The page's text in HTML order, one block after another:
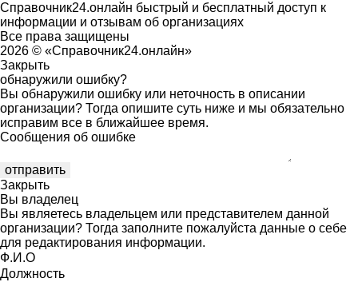
Справочник24.онлайн быстрый и бесплатный доступ к
информации и отзывам об организациях
Все права защищены
2026 © «Справочник24.онлайн»
Закрыть
обнаружили ошибку?
Вы обнаружили ошибку или неточность в описании
организации? Тогда опишите суть ниже и мы обязательно
исправим все в ближайшее время.
Сообщения об ошибке
Закрыть
Вы владелец
Вы являетесь владельцем или представителем данной
организации? Тогда заполните пожалуйста данные о себе
для редактирования информации.
Ф.И.О
Должность